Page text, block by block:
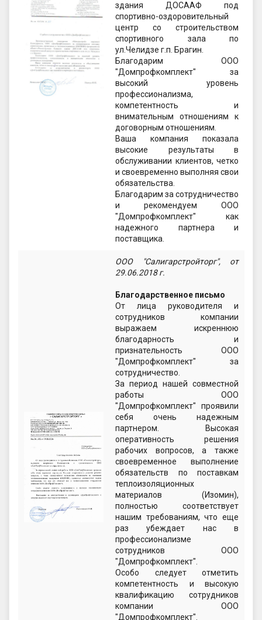
здания ДОСААФ под
спортивно-оздоровительный
центр со строительством
спортивного зала по
ул.Челидзе г.п. Брагин.
Благодарим ООО
"Домпрофкомплект" за
высокий уровень
профессионализма,
компетентность и
внимательным отношениям к
договорным отношениям.
Ваша компания показала
высокие результаты в
обслуживании клиентов, четко
и своевременно выполняя свои
обязательства.
Благодарим за сотрудничество
и рекомендуем ООО
"Домпрофкомплект" как
надежного партнера и
поставщика.
ООО "Салигарстройторг", от
29.06.2018 г.
Благодарственное письмо
От лица руководителя и
сотрудников компании
выражаем искреннюю
благодарность и
признательность ООО
"Домпрофкомплект" за
сотрудничество.
За период нашей совместной
работы ООО
"Домпрофкомплект" проявили
себя очень надежным
партнером. Высокая
оперативность решения
рабочих вопросов, а также
своевременное выполнение
обязательств по поставкам
теплоизоляционных
материалов (Изомин),
полностью соответствует
нашим требованиям, что еще
раз убеждает нас в
профессионализме
сотрудников ООО
"Домпрофкомплект".
Особо следует отметить
компетентность и высокую
квалификацию сотрудников
компании ООО
"Домпрофкомплект".